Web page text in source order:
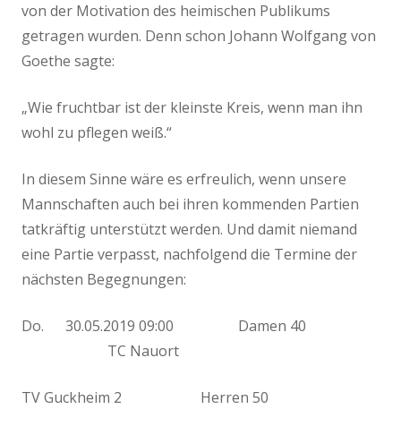
von der Motivation des heimischen Publikums
getragen wurden. Denn schon Johann Wolfgang von
Goethe sagte:
„Wie fruchtbar ist der kleinste Kreis, wenn man ihn
wohl zu pflegen weiß.“
In diesem Sinne wäre es erfreulich, wenn unsere
Mannschaften auch bei ihren kommenden Partien
tatkräftig unterstützt werden. Und damit niemand
eine Partie verpasst, nachfolgend die Termine der
nächsten Begegnungen:
Do. 30.05.2019 09:00 Damen 40
TC Nauort
TV Guckheim 2 Herren 50